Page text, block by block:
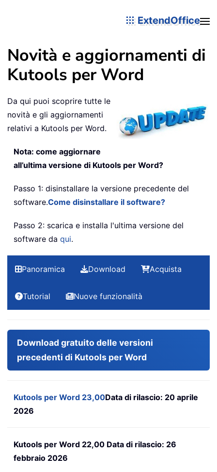
ExtendOffice
Novità e aggiornamenti di
Kutools per Word
Da qui puoi scoprire tutte le
novità e gli aggiornamenti
relativi a Kutools per Word.
Nota: come aggiornare
all’ultima versione di Kutools per Word?
Passo 1: disinstallare la versione precedente del
software.Come disinstallare il software?
Passo 2: scarica e installa l'ultima versione del
software da qui.
Panoramica Download Acquista
Tutorial Nuove funzionalità
Download gratuito delle versioni
precedenti di Kutools per Word
Kutools per Word 23,00Data di rilascio: 20 aprile
2026
Kutools per Word 22,00 Data di rilascio: 26
febbraio 2026